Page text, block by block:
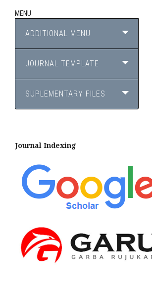
MENU
ADDITIONAL MENU
JOURNAL TEMPLATE
SUPLEMENTARY FILES
Journal Indexing